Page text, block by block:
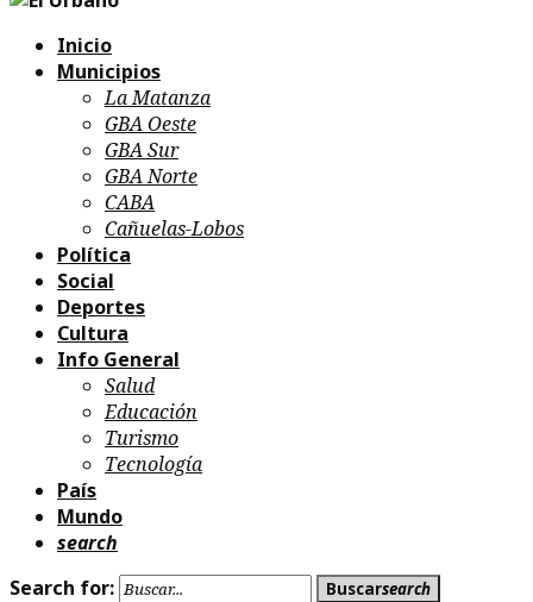
Inicio
Municipios
La Matanza
GBA Oeste
GBA Sur
GBA Norte
CABA
Cañuelas-Lobos
Política
Social
Deportes
Cultura
Info General
Salud
Educación
Turismo
Tecnología
País
Mundo
search
Search for:
Buscarsearch